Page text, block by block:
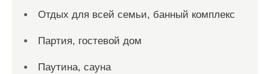
Отдых для всей семьи, банный комплекс
Партия, гостевой дом
Паутина, сауна